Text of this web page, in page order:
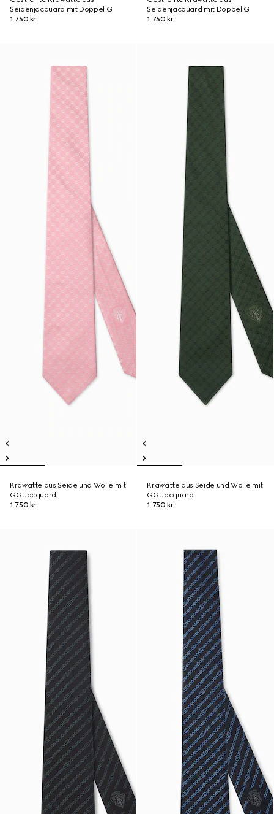
Seidenjacquard mit Doppel G
1.750 kr.
Seidenjacquard mit Doppel G
1.750 kr.
Krawatte aus Seide und Wolle mit
GG Jacquard
1.750 kr.
Krawatte aus Seide und Wolle mit
GG Jacquard
1.750 kr.